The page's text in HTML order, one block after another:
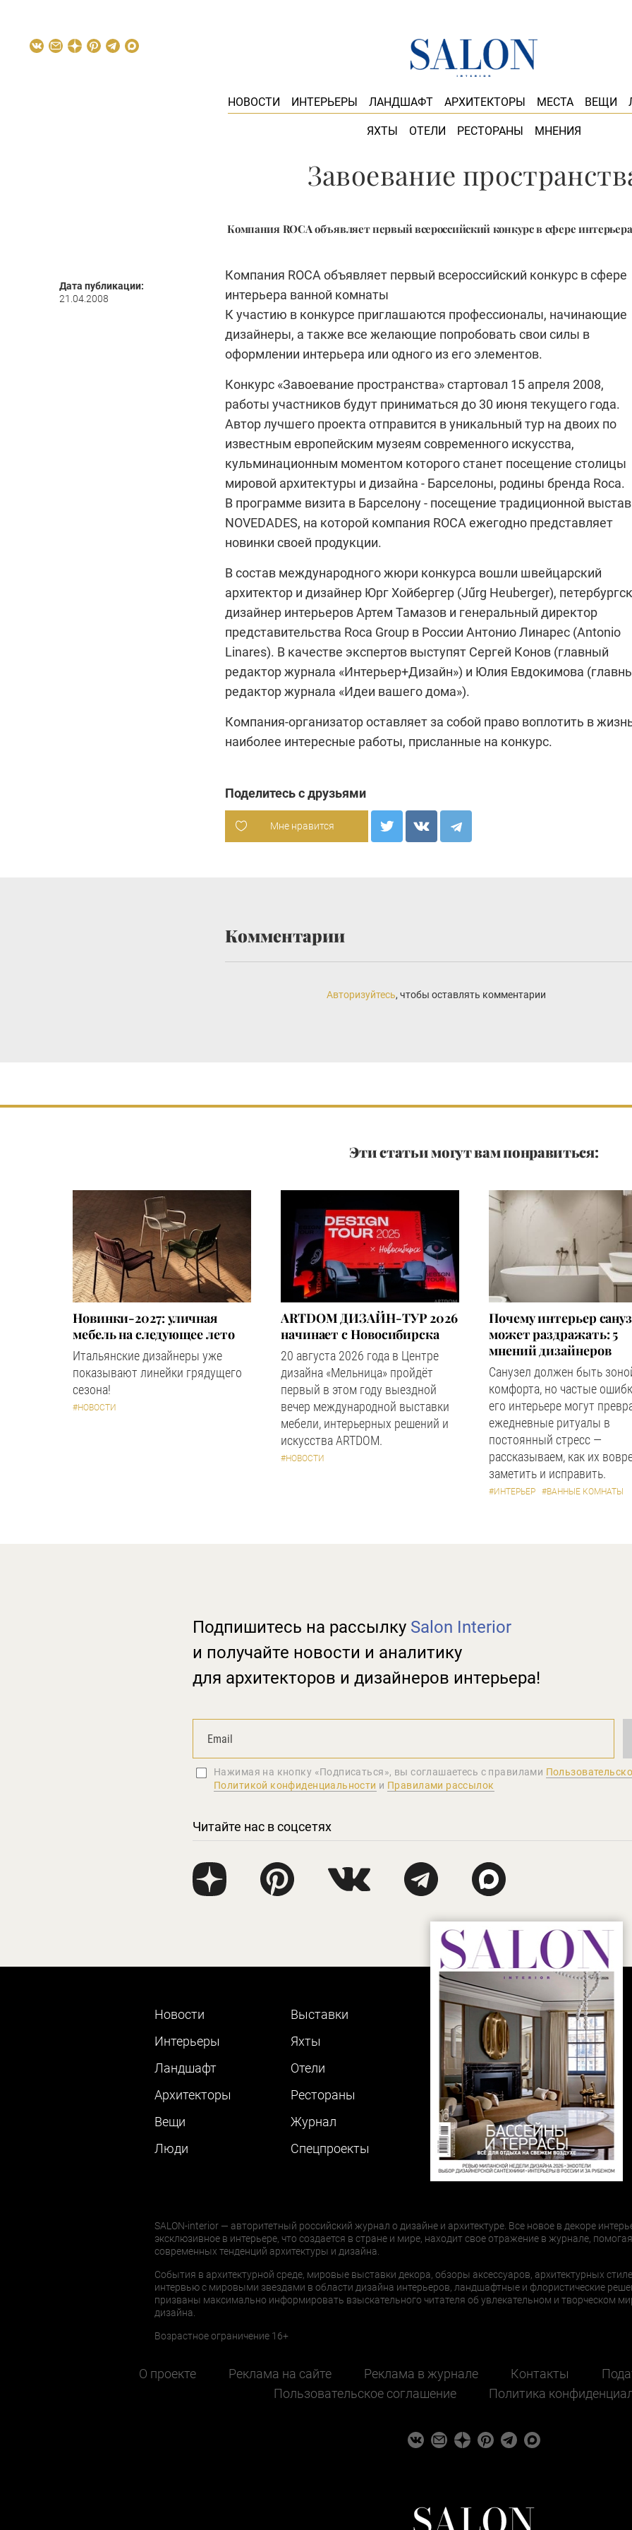
НОВОСТИ ИНТЕРЬЕРЫ ЛАНДШАФТ АРХИТЕКТОРЫ МЕСТА ВЕЩИ
ЯХТЫ ОТЕЛИ РЕСТОРАНЫ МНЕНИЯ
Завоевание
Компания ROCA объявляет первый всероссийский конкурс в сфере
Дата публикации:
21.04.2008
Компания ROCA объявляет первый всероссийский конкурс в сфере
интерьера ванной комнаты
К участию в конкурсе приглашаются профессионалы, начинающие
дизайнеры, а также все желающие попробовать свои силы в
оформлении интерьера или одного из его элементов.
Конкурс «Завоевание пространства» стартовал 15 апреля 2008,
работы участников будут приниматься до 30 июня текущего года.
Автор лучшего проекта отправится в уникальный тур на двоих по
известным европейским музеям современного искусства,
кульминационным моментом которого станет посещение столицы
мировой архитектуры и дизайна - Барселоны, родины бренда Roca.
В программе визита в Барселону - посещение традиционной
NOVEDADES, на которой компания ROCA ежегодно представляет
новинки своей продукции.
В состав международного жюри конкурса вошли швейцарский
архитектор и дизайнер Юрг Хойбергер (Jűrg Heuberger),
дизайнер интерьеров Артем Тамазов и генеральный директор
представительства Roca Group в России Антонио Линарес (Antonio
Linares). В качестве экспертов выступят Сергей Конов (главный
редактор журнала «Интерьер+Дизайн») и Юлия Евдокимова
редактор журнала «Идеи вашего дома»).
Компания-организатор оставляет за собой право воплотить в
наиболее интересные работы, присланные на конкурс.
Поделитесь с друзьями
Мне нравится
Комментарии
Авторизуйтесь, чтобы оставлять комментарии
Эти статьи могут вам понравиться:
Новинки-2027: уличная
мебель на следующее лето
Итальянские дизайнеры уже
показывают линейки грядущего
сезона!
#НОВОСТИ
ARTDOM ДИЗАЙН-ТУР 2026
начинает с Новосибирска
20 августа 2026 года в Центре
дизайна «Мельница» пройдёт
первый в этом году выездной
вечер международной выставки
мебели, интерьерных решений и
искусства ARTDOM.
#НОВОСТИ
Почему интерьер
может раздражать: 5
мнений дизайнеров
Санузел должен быть
комфорта, но частые
его интерьере могут
ежедневные ритуалы в
постоянный стресс —
рассказываем, как их
заметить и исправить.
#ИНТЕРЬЕР #ВАННЫЕ КОМНАТЫ
Подпишитесь на рассылку Salon Interior
и получайте новости и аналитику
для архитекторов и дизайнеров интерьера!
Нажимая на кнопку «Подписаться», вы соглашаетеcь с правилами
Политикой конфиденциальности и Правилами рассылок
Читайте нас в соцсетях
Новости
Интерьеры
Ландшафт
Архитекторы
Вещи
Люди
Выставки
Яхты
Отели
Рестораны
Журнал
Cпецпроекты
SALON-interior — авторитетный российский журнал о дизайне и архитектуре. Все новое в декоре
эксклюзивное в интерьере, что создается в стране и мире, находит свое отражение в журнале,
современных тенденций архитектуры и дизайна.
События в архитектурной среде, мировые выставки декора, обзоры аксессуаров, архитектурных
интервью с мировыми звездами в области дизайна интерьеров, ландшафтные и флористические
призваны максимально информировать взыскательного читателя об увлекательном и творческом
дизайна.
Возрастное ограничение 16+
О проекте Реклама на сайте Реклама в журнале Контакты
Пользовательское соглашение
Политика